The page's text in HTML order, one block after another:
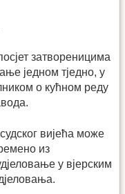
затвореницима
једном тједно, у
о кућном реду
вијећа може
из
у вјерским